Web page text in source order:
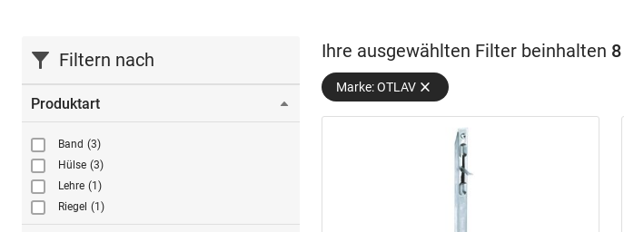
Filtern nach
Produktart
Band (3)
Hülse (3)
Lehre (1)
Riegel (1)
Ihre ausgewählten Filter beinhalten 8
Marke: OTLAV